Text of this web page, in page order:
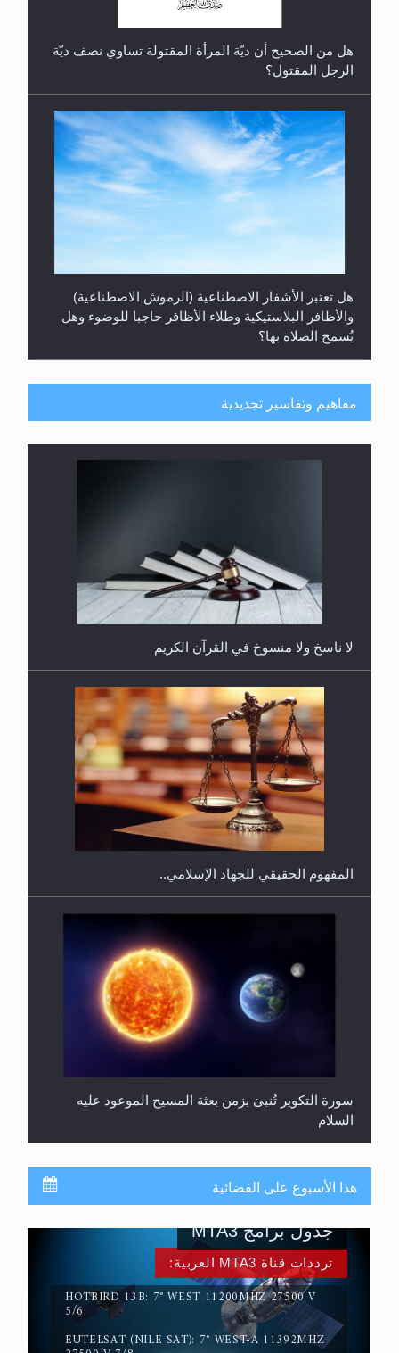
هل من الصحيح أن ديّة المرأة المقتولة تساوي نصف ديّة
الرجل المقتول؟
هل تعتبر الأشفار الاصطناعية (الرموش الاصطناعية)
والأظافر البلاستيكية وطلاء الأظافر حاجبا للوضوء وهل
يُسمح الصلاة بها؟
هل يُحسب حول الزكاة وفق السنة الميلادية أو الهجرية؟
هل يجوز فتح مشروع كوافير نسائي للمحجبات وغير
المحجبات؟
مفاهيم وتفاسير تجديدية
لا ناسخ ولا منسوخ في القرآن الكريم
المفهوم الحقيقي للجهاد الإسلامي..
سورة التكوير تُنبئ بزمن بعثة المسيح الموعود عليه
السلام
حقيقة المسيح الدجال
هذا الأسبوع على الفضائية
ترددات قناة MTA3 العربية:
HOTBIRD 13B: 7° WEST 11200MHZ 27500 V
5/6
EUTELSAT (NILE SAT): 7° WEST-A 11392MHZ
جدول برامج MTA3